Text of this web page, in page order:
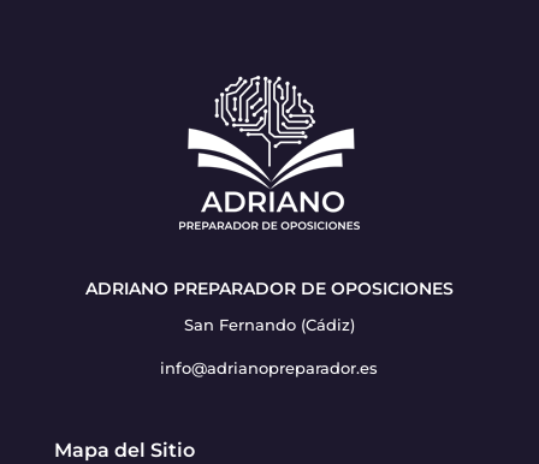
ADRIANO PREPARADOR DE OPOSICIONES
San Fernando (Cádiz)
info@adrianopreparador.es
Mapa del Sitio